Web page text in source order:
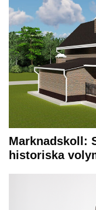
Marknadskoll:
historiska